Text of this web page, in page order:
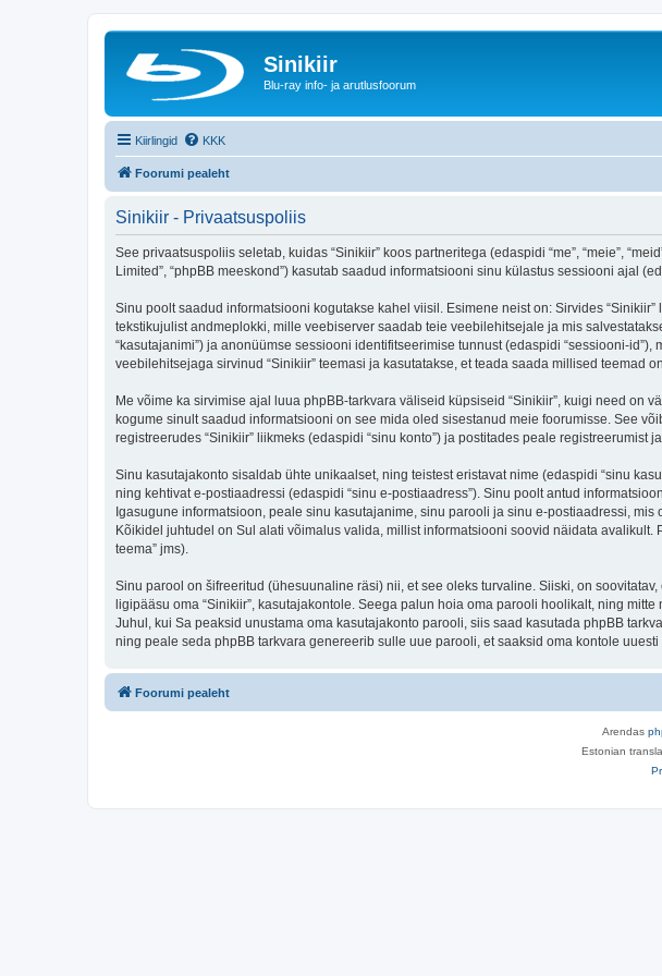
Sinikiir
Blu-ray info- ja arutlusfoorum
Kiirlingid KKK
Foorumi pealeht
Sinikiir - Privaatsuspoliis
See privaatsuspoliis seletab, kuidas “Sinikiir” koos partneritega (edaspidi “me”, “meie”,
Limited”, “phpBB meeskond”) kasutab saadud informatsiooni sinu külastus sessiooni ajal
Sinu poolt saadud informatsiooni kogutakse kahel viisil. Esimene neist on: Sirvides
tekstikujulist andmeplokki, mille veebiserver saadab teie veebilehitsejale ja mis
“kasutajanimi”) ja anonüümse sessiooni identifitseerimise tunnust (edaspidi “sessiooni-
veebilehitsejaga sirvinud “Sinikiir” teemasi ja kasutatakse, et teada saada millised teemad
Me võime ka sirvimise ajal luua phpBB-tarkvara väliseid küpsiseid “Sinikiir”, kuigi need on
kogume sinult saadud informatsiooni on see mida oled sisestanud meie foorumisse. See
registreerudes “Sinikiir” liikmeks (edaspidi “sinu konto”) ja postitades peale registreerumist
Sinu kasutajakonto sisaldab ühte unikaalset, ning teistest eristavat nime (edaspidi “sinu
ning kehtivat e-postiaadressi (edaspidi “sinu e-postiaadress”). Sinu poolt antud
Igasugune informatsioon, peale sinu kasutajanime, sinu parooli ja sinu e-postiaadressi,
Kõikidel juhtudel on Sul alati võimalus valida, millist informatsiooni soovid näidata
teema” jms).
Sinu parool on šifreeritud (ühesuunaline räsi) nii, et see oleks turvaline. Siiski, on
ligipääsu oma “Sinikiir”, kasutajakontole. Seega palun hoia oma parooli hoolikalt, ning
Juhul, kui Sa peaksid unustama oma kasutajakonto parooli, siis saad kasutada phpBB
ning peale seda phpBB tarkvara genereerib sulle uue parooli, et saaksid oma kontole uuesti
Foorumi pealeht
Arendas
Estonian